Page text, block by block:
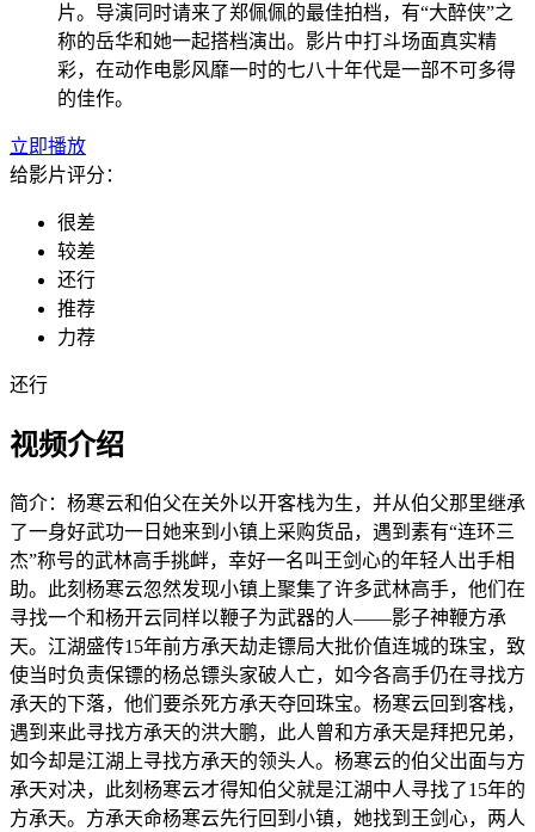
片。导演同时请来了郑佩佩的最佳拍档，有“大醉侠”之
称的岳华和她一起搭档演出。影片中打斗场面真实精
彩，在动作电影风靡一时的七八十年代是一部不可多得
的佳作。
立即播放
给影片评分：
很差
较差
还行
推荐
力荐
还行
视频介绍
简介： 杨寒云和伯父在关外以开客栈为生，并从伯父那里继承
了一身好武功一日她来到小镇上采购货品，遇到素有“连环三
杰”称号的武林高手挑衅，幸好一名叫王剑心的年轻人出手相
助。此刻杨寒云忽然发现小镇上聚集了许多武林高手，他们在
寻找一个和杨开云同样以鞭子为武器的人――影子神鞭方承
天。江湖盛传15年前方承天劫走镖局大批价值连城的珠宝，致
使当时负责保镖的杨总镖头家破人亡，如今各高手仍在寻找方
承天的下落，他们要杀死方承天夺回珠宝。杨寒云回到客栈，
遇到来此寻找方承天的洪大鹏，此人曾和方承天是拜把兄弟，
如今却是江湖上寻找方承天的领头人。杨寒云的伯父出面与方
承天对决，此刻杨寒云才得知伯父就是江湖中人寻找了15年的
方承天。方承天命杨寒云先行回到小镇，她找到王剑心，两人